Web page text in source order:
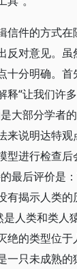
信件的方式在
反对意见。
十分明确。首
释“让我们许
大部分学者
来说明达特观
型进行检查后
最后评价是
有揭示人类的
人类和类人
绝的类型位于
一只未成熟的